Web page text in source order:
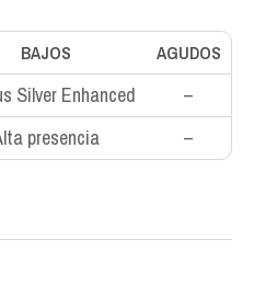
BAJOS
AGUDOS
Silver Enhanced –
presencia –